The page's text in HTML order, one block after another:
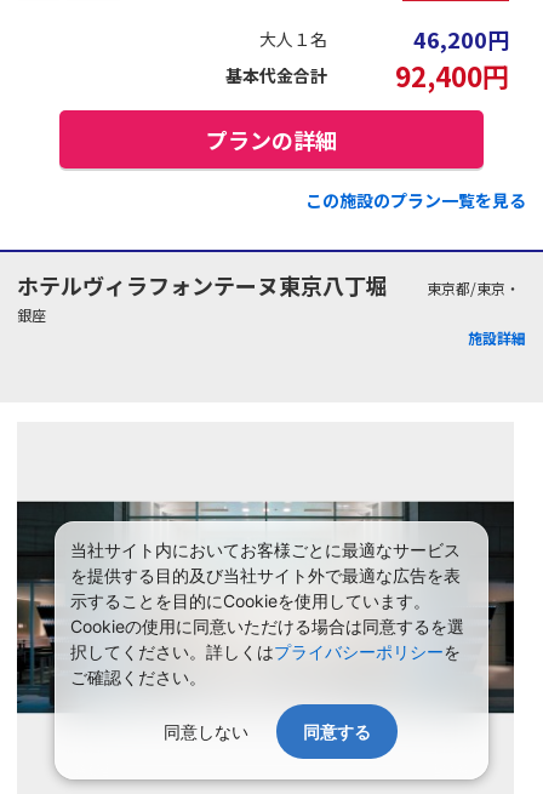
大人１名 46,200円
基本代金合計 92,400円
プランの詳細
この施設のプラン一覧を見る
ホテルヴィラフォンテーヌ東京八丁堀
東京都/東京・
銀座
施設詳細
当社サイト内においてお客様ごとに最適なサービス
を提供する目的及び当社サイト外で最適な広告を表
示することを目的にCookieを使用しています。
Cookieの使用に同意いただける場合は同意するを選
択してください。詳しくはプライバシーポリシーを
ご確認ください。
同意しない 同意する